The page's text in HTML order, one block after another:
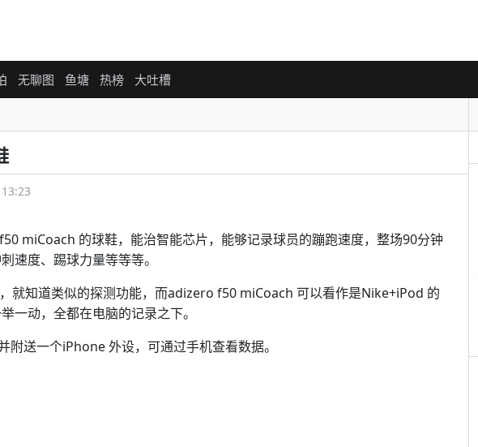
无聊图 鱼塘 热榜 大吐槽
miCoach 的球鞋，能治智能芯片，能够记录球员的蹦跑速度，整场90分钟
速度、踢球力量等等等。
就知道类似的探测功能，而adizero f50 miCoach 可以看作是Nike+iPod 的
一动，全都在电脑的记录之下。
附送一个iPhone 外设，可通过手机查看数据。